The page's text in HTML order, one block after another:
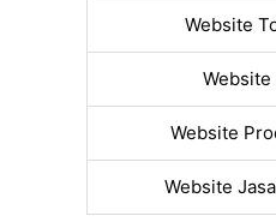
Website
Website
Website